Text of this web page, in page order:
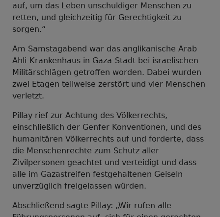
auf, um das Leben unschuldiger Menschen zu
retten, und gleichzeitig für Gerechtigkeit zu
sorgen.“
Am Samstagabend war das anglikanische Arab
Ahli-Krankenhaus in Gaza-Stadt bei israelischen
Militärschlägen getroffen worden. Dabei wurden
zwei Etagen teilweise zerstört und vier Menschen
verletzt.
Pillay rief zur Achtung des Völkerrechts,
einschließlich der Genfer Konventionen, und des
humanitären Völkerrechts auf und forderte, dass
die Menschenrechte zum Schutz aller
Zivilpersonen geachtet und verteidigt und dass
alle im Gazastreifen festgehaltenen Geiseln
unverzüglich freigelassen würden.
Abschließend sagte Pillay: „Wir rufen alle